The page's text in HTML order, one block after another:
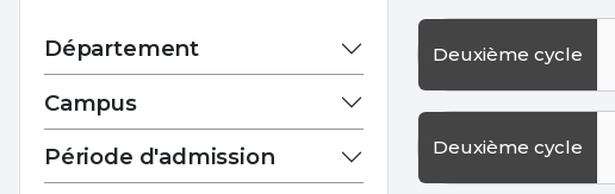
Département
Campus
Période d'admission
Deuxième cycle
Deuxième cycle